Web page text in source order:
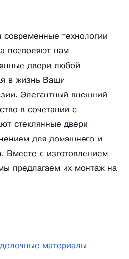
современные технологии
позволяют нам
двери любой
в жизнь Ваши
Элегантный внешний
в сочетании с
стеклянные двери
для домашнего и
Вместе с изготовлением
предлагаем их монтаж на
материалы